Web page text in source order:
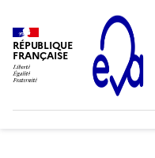
RÉPUBLIQUE
FRANÇAISE